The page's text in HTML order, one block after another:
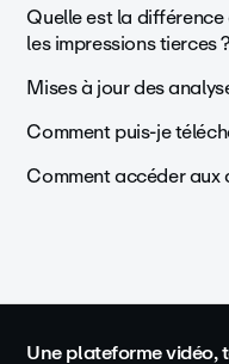
Quelle est la
les impressions tierces ?
Mises à jour des
Comment puis-je
Comment accéder aux
Une plateforme vidéo,